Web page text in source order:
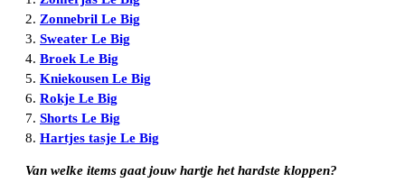
2. Zonnebril Le Big
3. Sweater Le Big
4. Broek Le Big
5. Kniekousen Le Big
6. Rokje Le Big
7. Shorts Le Big
8. Hartjes tasje Le Big
Van welke items gaat jouw hartje het hardste kloppen?